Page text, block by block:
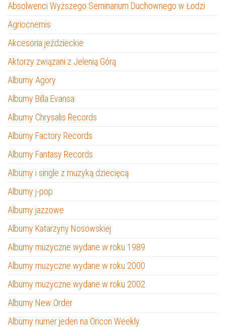
Absolwenci Wyższego Seminarium Duchownego w Łodzi
Agriocnemis
Akcesoria jeździeckie
Aktorzy związani z Jelenią Górą
Albumy Agory
Albumy Billa Evansa
Albumy Chrysalis Records
Albumy Factory Records
Albumy Fantasy Records
Albumy i single z muzyką dziecięcą
Albumy j-pop
Albumy jazzowe
Albumy Katarzyny Nosowskiej
Albumy muzyczne wydane w roku 1989
Albumy muzyczne wydane w roku 2000
Albumy muzyczne wydane w roku 2002
Albumy New Order
Albumy numer jeden na Oricon Weekly